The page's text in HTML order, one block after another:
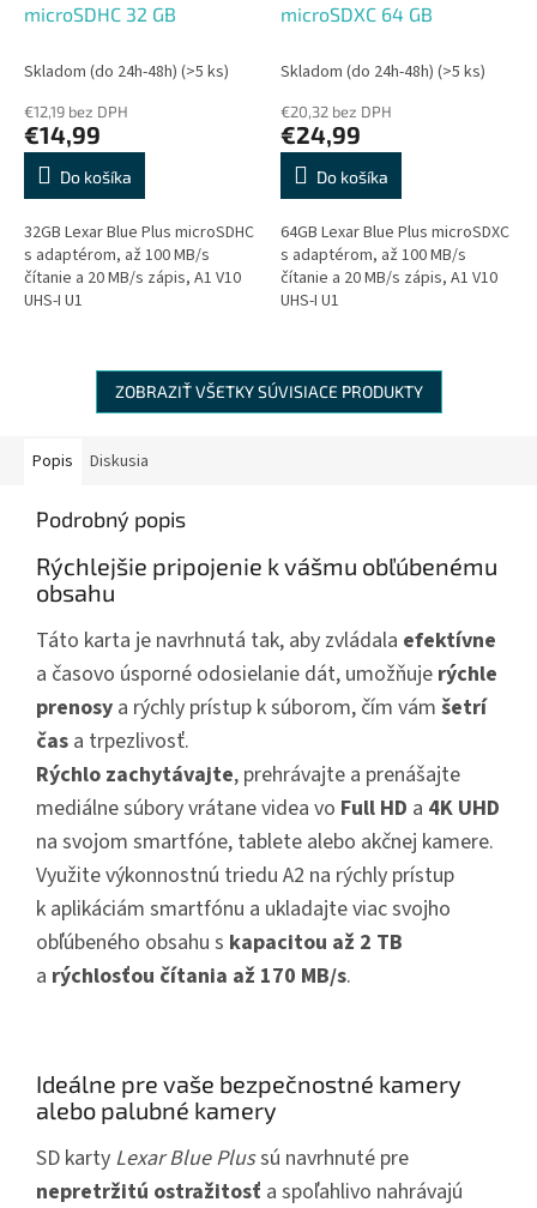
microSDHC 32 GB
Skladom (do 24h-48h) (>5 ks)
€12,19 bez DPH
€14,99
Do košíka
32GB Lexar Blue Plus microSDHC
s adaptérom, až 100 MB/s
čítanie a 20 MB/s zápis, A1 V10
UHS-I U1
microSDXC 64 GB
Skladom (do 24h-48h) (>5 ks)
€20,32 bez DPH
€24,99
Do košíka
64GB Lexar Blue Plus microSDXC
s adaptérom, až 100 MB/s
čítanie a 20 MB/s zápis, A1 V10
UHS-I U1
ZOBRAZIŤ VŠETKY SÚVISIACE PRODUKTY
Popis Diskusia
Podrobný popis
Rýchlejšie pripojenie k vášmu obľúbenému
obsahu
Táto karta je navrhnutá tak, aby zvládala efektívne
a časovo úsporné odosielanie dát, umožňuje rýchle
prenosy a rýchly prístup k súborom, čím vám šetrí
čas a trpezlivosť.
Rýchlo zachytávajte, prehrávajte a prenášajte
mediálne súbory vrátane videa vo Full HD a 4K UHD
na svojom smartfóne, tablete alebo akčnej kamere.
Využite výkonnostnú triedu A2 na rýchly prístup
k aplikáciám smartfónu a ukladajte viac svojho
obľúbeného obsahu s kapacitou až 2 TB
a rýchlosťou čítania až 170 MB/s.
Ideálne pre vaše bezpečnostné kamery
alebo palubné kamery
SD karty Lexar Blue Plussú navrhnuté pre
nepretržitú ostražitosť a spoľahlivo nahrávajú